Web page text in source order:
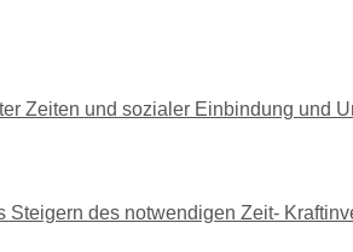
Zeiten und sozialer Einbindung und
des notwendigen Zeit-